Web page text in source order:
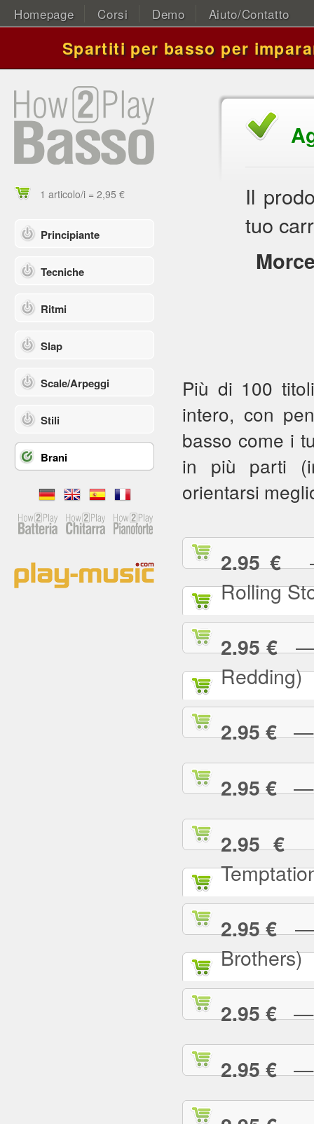
Homepage Corsi Demo Aiuto/Contatto
Spartiti per basso per
1 articolo/i = 2,95 €
Principiante
Tecniche
Ritmi
Slap
Scale/Arpeggi
Stili
Brani
Il
tuo
Più di 100
intero, con
basso come i
in più parti
orientarsi
2.95 €—
Rolling
2.95 €—
Redding)
2.95 €—
2.95 €—
2.95 €—
2.95 €—
Brothers)
2.95 €—
2.95 €—